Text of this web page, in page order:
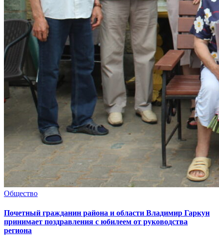
Общество
Почетный гражданин района и области Владимир Гаркун
принимает поздравления с юбилеем от руководства
региона